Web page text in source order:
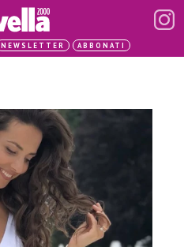
NEWSLETTER ABBONATI